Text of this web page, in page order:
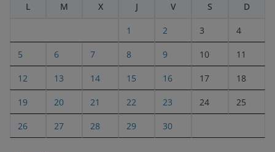
L
M X J V S D
1 2 3 4
5 6 7 8 9 10 11
12 13 14 15 16 17 18
19 20 21 22 23 24 25
26 27 28 29 30